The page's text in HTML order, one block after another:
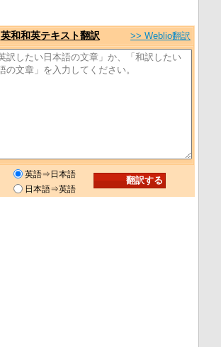
英和和英テキスト翻訳 >> Weblio翻訳
英語⇒日本語
日本語⇒英語